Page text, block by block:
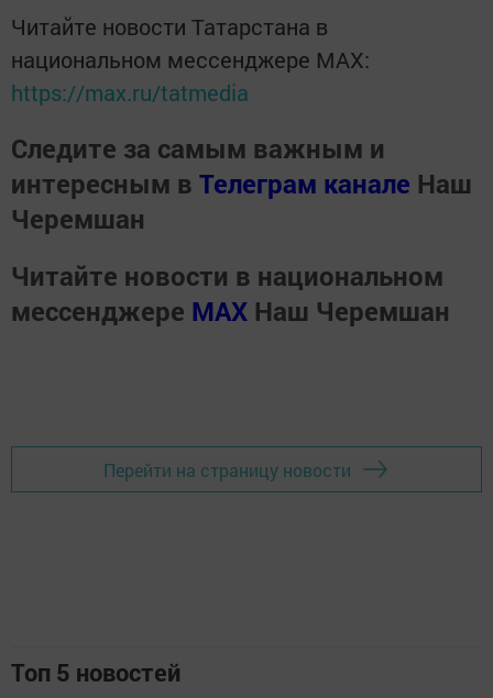
Читайте новости Татарстана в
национальном мессенджере MАХ:
https://max.ru/tatmedia
Следите за самым важным и
интересным в Телеграм канале Наш
Черемшан
Читайте новости в национальном
мессенджере MАХ Наш Черемшан
Перейти на страницу новости
Топ 5 новостей